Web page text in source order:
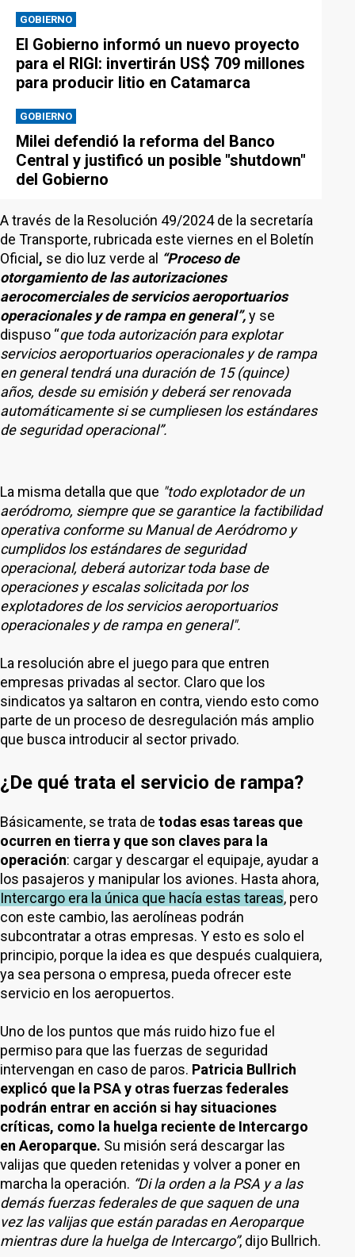
GOBIERNO
El Gobierno informó un nuevo proyecto
para el RIGI: invertirán US$ 709 millones
para producir litio en Catamarca
GOBIERNO
Milei defendió la reforma del Banco
Central y justificó un posible "shutdown"
del Gobierno
A través de la Resolución 49/2024 de la secretaría
de Transporte, rubricada este viernes en el Boletín
Oficial , se dio luz verde al “Proceso de
otorgamiento de las autorizaciones
aerocomerciales de servicios aeroportuarios
operacionales y de rampa en general”,y se
dispuso “que toda autorización para explotar
servicios aeroportuarios operacionales y de rampa
en general tendrá una duración de 15 (quince)
años, desde su emisión y deberá ser renovada
automáticamente si se cumpliesen los estándares
de seguridad operacional”.
La misma detalla que que "todo explotador de un
aeródromo, siempre que se garantice la factibilidad
operativa conforme su Manual de Aeródromo y
cumplidos los estándares de seguridad
operacional, deberá autorizar toda base de
operaciones y escalas solicitada por los
explotadores de los servicios aeroportuarios
operacionales y de rampa en general".
La resolución abre el juego para que entren
empresas privadas al sector. Claro que los
sindicatos ya saltaron en contra, viendo esto como
parte de un proceso de desregulación más amplio
que busca introducir al sector privado.
¿De qué trata el servicio de rampa?
Básicamente, se trata de todas esas tareas que
ocurren en tierra y que son claves para la
operación: cargar y descargar el equipaje, ayudar a
los pasajeros y manipular los aviones. Hasta ahora,
Intercargo era la única que hacía estas tareas, pero
con este cambio, las aerolíneas podrán
subcontratar a otras empresas. Y esto es solo el
principio, porque la idea es que después cualquiera,
ya sea persona o empresa, pueda ofrecer este
servicio en los aeropuertos.
Uno de los puntos que más ruido hizo fue el
permiso para que las fuerzas de seguridad
intervengan en caso de paros. Patricia Bullrich
explicó que la PSA y otras fuerzas federales
podrán entrar en acción si hay situaciones
críticas, como la huelga reciente de Intercargo
en Aeroparque. Su misión será descargar las
valijas que queden retenidas y volver a poner en
marcha la operación. “Di la orden a la PSA y a las
demás fuerzas federales de que saquen de una
vez las valijas que están paradas en Aeroparque
mientras dure la huelga de Intercargo”, dijo Bullrich.